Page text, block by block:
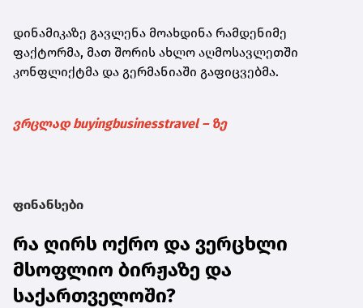
დინამიკაზე გავლენა მოახდინა რამდენიმე
ფაქტორმა, მათ შორის ახლო აღმოსავლეთში
კონფლიქტმა და გერმანიაში გაფიცვებმა.
ვრცლად buyingbusinesstravel – ზე
ფინანსები
რა ღირს ოქრო და ვერცხლი
მსოფლიო ბირჟაზე და
საქართველოში?